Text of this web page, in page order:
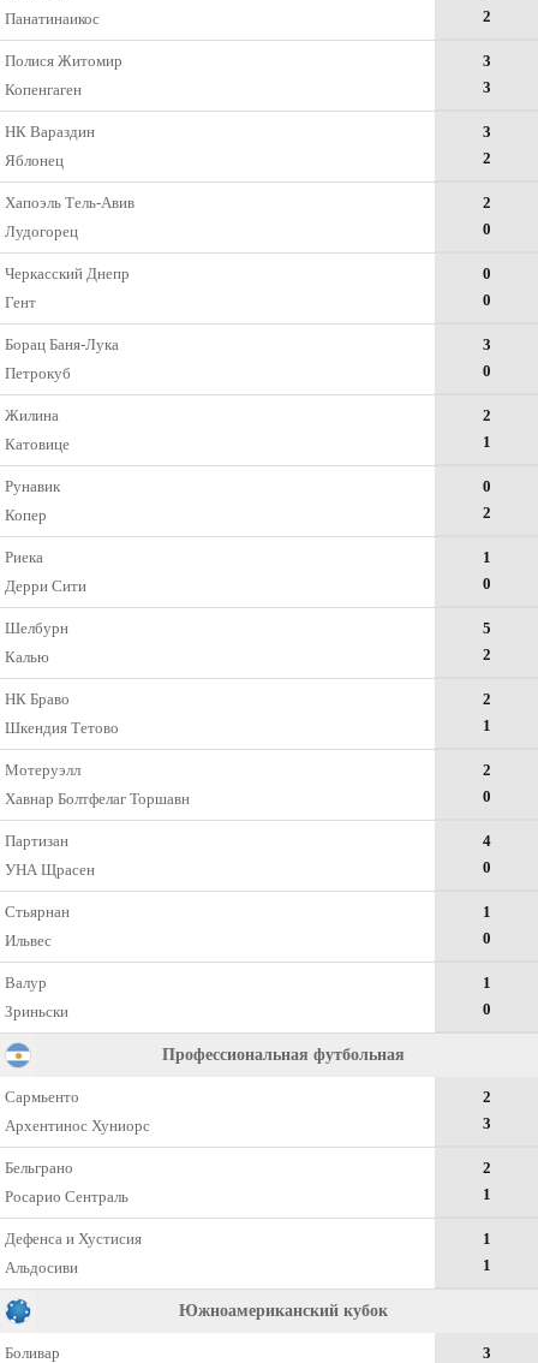
Панатинаикос
2
Полися Житомир
Копенгаген
3
3
НК Вараздин
Яблонец
3
2
Хапоэль Тель-Авив
Лудогорец
2
0
Черкасский Днепр
Гент
0
0
Борац Баня-Лука
Петрокуб
3
0
Жилина
Катовице
2
1
Рунавик
Копер
0
2
Риека
Дерри Сити
1
0
Шелбурн
Калью
5
2
НК Браво
Шкендия Тетово
2
1
Мотеруэлл
Хавнар Болтфелаг Торшавн
2
0
Партизан
УНА Щрасен
4
0
Стьярнан
Ильвес
1
0
Валур
Зриньски
1
0
Профессиональная футбольная
Сармьенто
Архентинос Хуниорс
2
3
Бельграно
Росарио Сентраль
2
1
Дефенса и Хустисия
Альдосиви
1
1
Южноамериканский кубок
Боливар
3